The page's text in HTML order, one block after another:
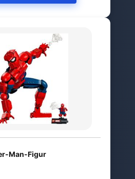
Man-Figur